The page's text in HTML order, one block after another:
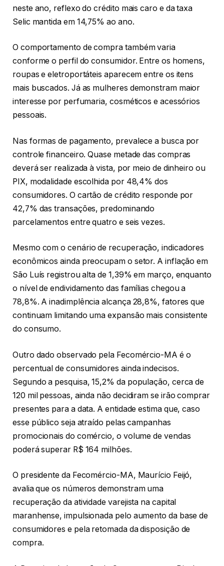
neste ano, reflexo do crédito mais caro e da taxa
Selic mantida em 14,75% ao ano.
O comportamento de compra também varia
conforme o perfil do consumidor. Entre os homens,
roupas e eletroportáteis aparecem entre os itens
mais buscados. Já as mulheres demonstram maior
interesse por perfumaria, cosméticos e acessórios
pessoais.
Nas formas de pagamento, prevalece a busca por
controle financeiro. Quase metade das compras
deverá ser realizada à vista, por meio de dinheiro ou
PIX, modalidade escolhida por 48,4% dos
consumidores. O cartão de crédito responde por
42,7% das transações, predominando
parcelamentos entre quatro e seis vezes.
Mesmo com o cenário de recuperação, indicadores
econômicos ainda preocupam o setor. A inflação em
São Luís registrou alta de 1,39% em março, enquanto
o nível de endividamento das famílias chegou a
78,8%. A inadimplência alcança 28,8%, fatores que
continuam limitando uma expansão mais consistente
do consumo.
Outro dado observado pela Fecomércio-MA é o
percentual de consumidores ainda indecisos.
Segundo a pesquisa, 15,2% da população, cerca de
120 mil pessoas, ainda não decidiram se irão comprar
presentes para a data. A entidade estima que, caso
esse público seja atraído pelas campanhas
promocionais do comércio, o volume de vendas
poderá superar R$ 164 milhões.
O presidente da Fecomércio-MA, Maurício Feijó,
avalia que os números demonstram uma
recuperação da atividade varejista na capital
maranhense, impulsionada pelo aumento da base de
consumidores e pela retomada da disposição de
compra.